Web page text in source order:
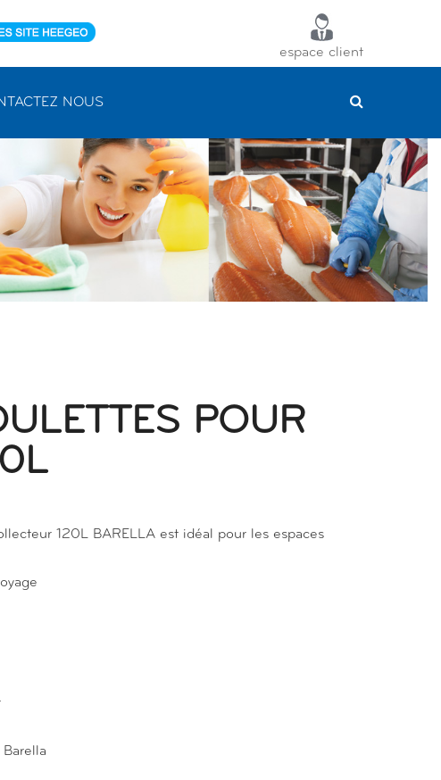
espace client
NOUS
POUR
120L BARELLA est idéal pour les espaces